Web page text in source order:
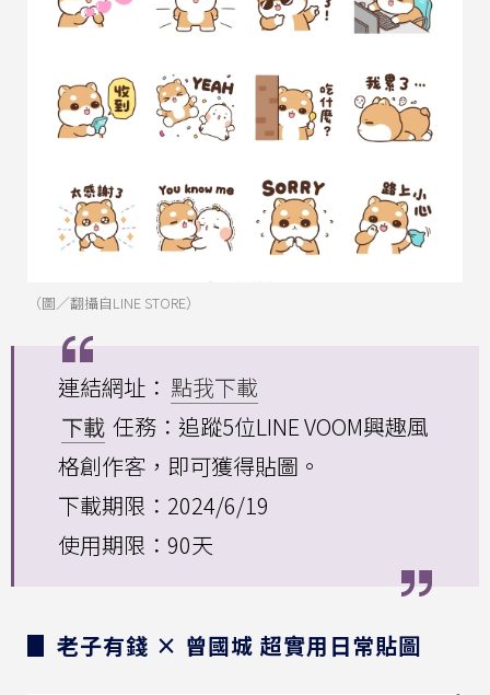
（圖／翻攝自LINE STORE）
連結網址： 點我下載
下載 任務：追蹤5位LINE VOOM興趣風
格創作客，即可獲得貼圖。
下載期限：2024/6/19
使用期限：90天
▊ 老子有錢 × 曾國城 超實用日常貼圖